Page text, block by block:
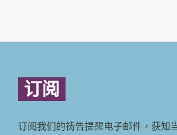
订阅
订阅我们的祷告提醒电子邮件，获知